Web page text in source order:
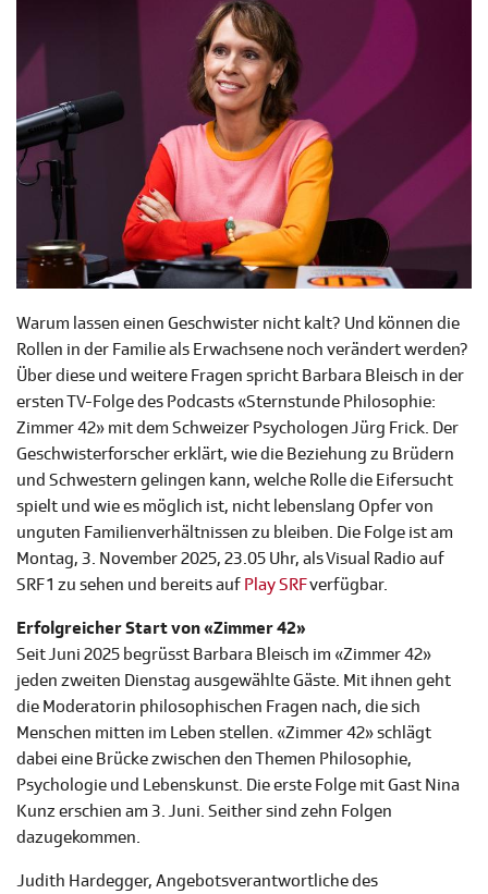
Warum lassen einen Geschwister nicht kalt? Und können die
Rollen in der Familie als Erwachsene noch verändert werden?
Über diese und weitere Fragen spricht Barbara Bleisch in der
ersten TV-Folge des Podcasts «Sternstunde Philosophie:
Zimmer 42» mit dem Schweizer Psychologen Jürg Frick. Der
Geschwisterforscher erklärt, wie die Beziehung zu Brüdern
und Schwestern gelingen kann, welche Rolle die Eifersucht
spielt und wie es möglich ist, nicht lebenslang Opfer von
unguten Familienverhältnissen zu bleiben. Die Folge ist am
Montag, 3. November 2025, 23.05 Uhr, als Visual Radio auf
SRF 1 zu sehen und bereits auf Play SRFverfügbar.
Erfolgreicher Start von «Zimmer 42»
Seit Juni 2025 begrüsst Barbara Bleisch im «Zimmer 42»
jeden zweiten Dienstag ausgewählte Gäste. Mit ihnen geht
die Moderatorin philosophischen Fragen nach, die sich
Menschen mitten im Leben stellen. «Zimmer 42» schlägt
dabei eine Brücke zwischen den Themen Philosophie,
Psychologie und Lebenskunst. Die erste Folge mit Gast Nina
Kunz erschien am 3. Juni. Seither sind zehn Folgen
dazugekommen.
Judith Hardegger, Angebotsverantwortliche des